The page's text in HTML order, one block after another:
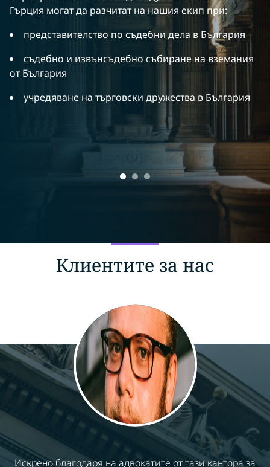
Гърция могат да разчитат на нашия екип при:
представителство по съдебни дела в България
съдебно и извънсъдебно събиране на вземания
от България
учредяване на търговски дружества в България
Клиентите за нас
Искрено благодаря на адвокатите от тази кантора за